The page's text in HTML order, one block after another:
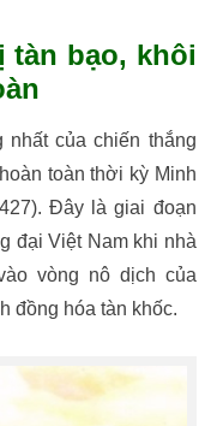
tàn bạo, khôi
nhất của chiến thắng
toàn thời kỳ Minh
Đây là giai đoạn
đại Việt Nam khi nhà
vòng nô dịch của
đồng hóa tàn khốc.